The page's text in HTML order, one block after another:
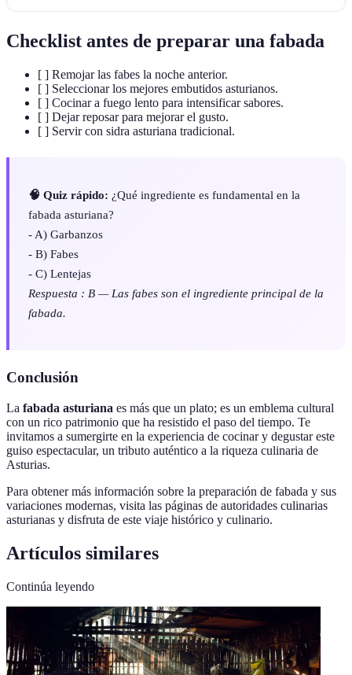
Checklist antes de preparar una fabada
[ ] Remojar las fabes la noche anterior.
[ ] Seleccionar los mejores embutidos asturianos.
[ ] Cocinar a fuego lento para intensificar sabores.
[ ] Dejar reposar para mejorar el gusto.
[ ] Servir con sidra asturiana tradicional.
🧠 Quiz rápido: ¿Qué ingrediente es fundamental en la
fabada asturiana?
- A) Garbanzos
- B) Fabes
- C) Lentejas
Respuesta : B — Las fabes son el ingrediente principal de la
fabada.
Conclusión
La fabada asturiana es más que un plato; es un emblema cultural
con un rico patrimonio que ha resistido el paso del tiempo. Te
invitamos a sumergirte en la experiencia de cocinar y degustar este
guiso espectacular, un tributo auténtico a la riqueza culinaria de
Asturias.
Para obtener más información sobre la preparación de fabada y sus
variaciones modernas, visita las páginas de autoridades culinarias
asturianas y disfruta de este viaje histórico y culinario.
Artículos similares
Continúa leyendo